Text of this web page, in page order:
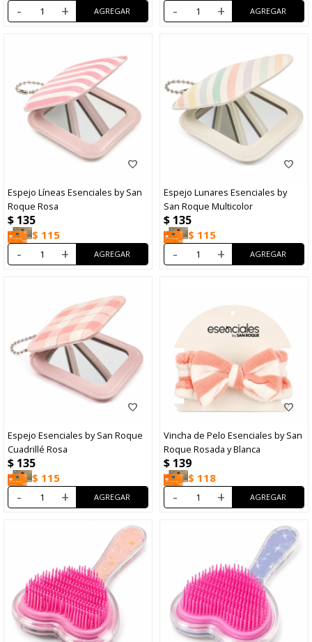
- + - +
Espejo Líneas Esenciales by San
Roque Rosa
$ 135
$ 115
- +
Espejo Lunares Esenciales by
San Roque Multicolor
$ 135
$ 115
- +
Espejo Esenciales by San Roque
Cuadrillé Rosa
$ 135
$ 115
- +
Vincha de Pelo Esenciales by San
Roque Rosada y Blanca
$ 139
$ 118
- +